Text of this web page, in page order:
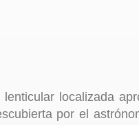
localizada
por el